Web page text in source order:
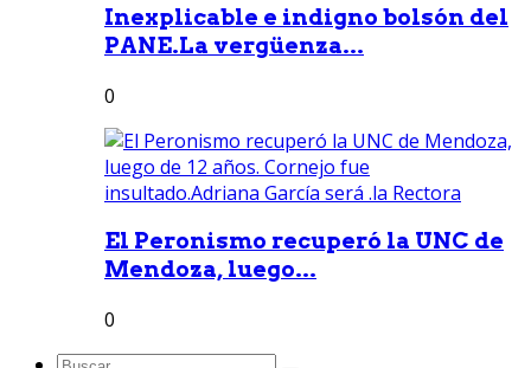
Inexplicable e indigno bolsón del
PANE.La vergüenza...
0
El Peronismo recuperó la UNC de
Mendoza, luego...
0